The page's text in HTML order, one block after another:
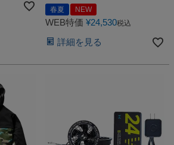
春夏 NEW
WEB特価 ¥24,530税込
詳細を見る